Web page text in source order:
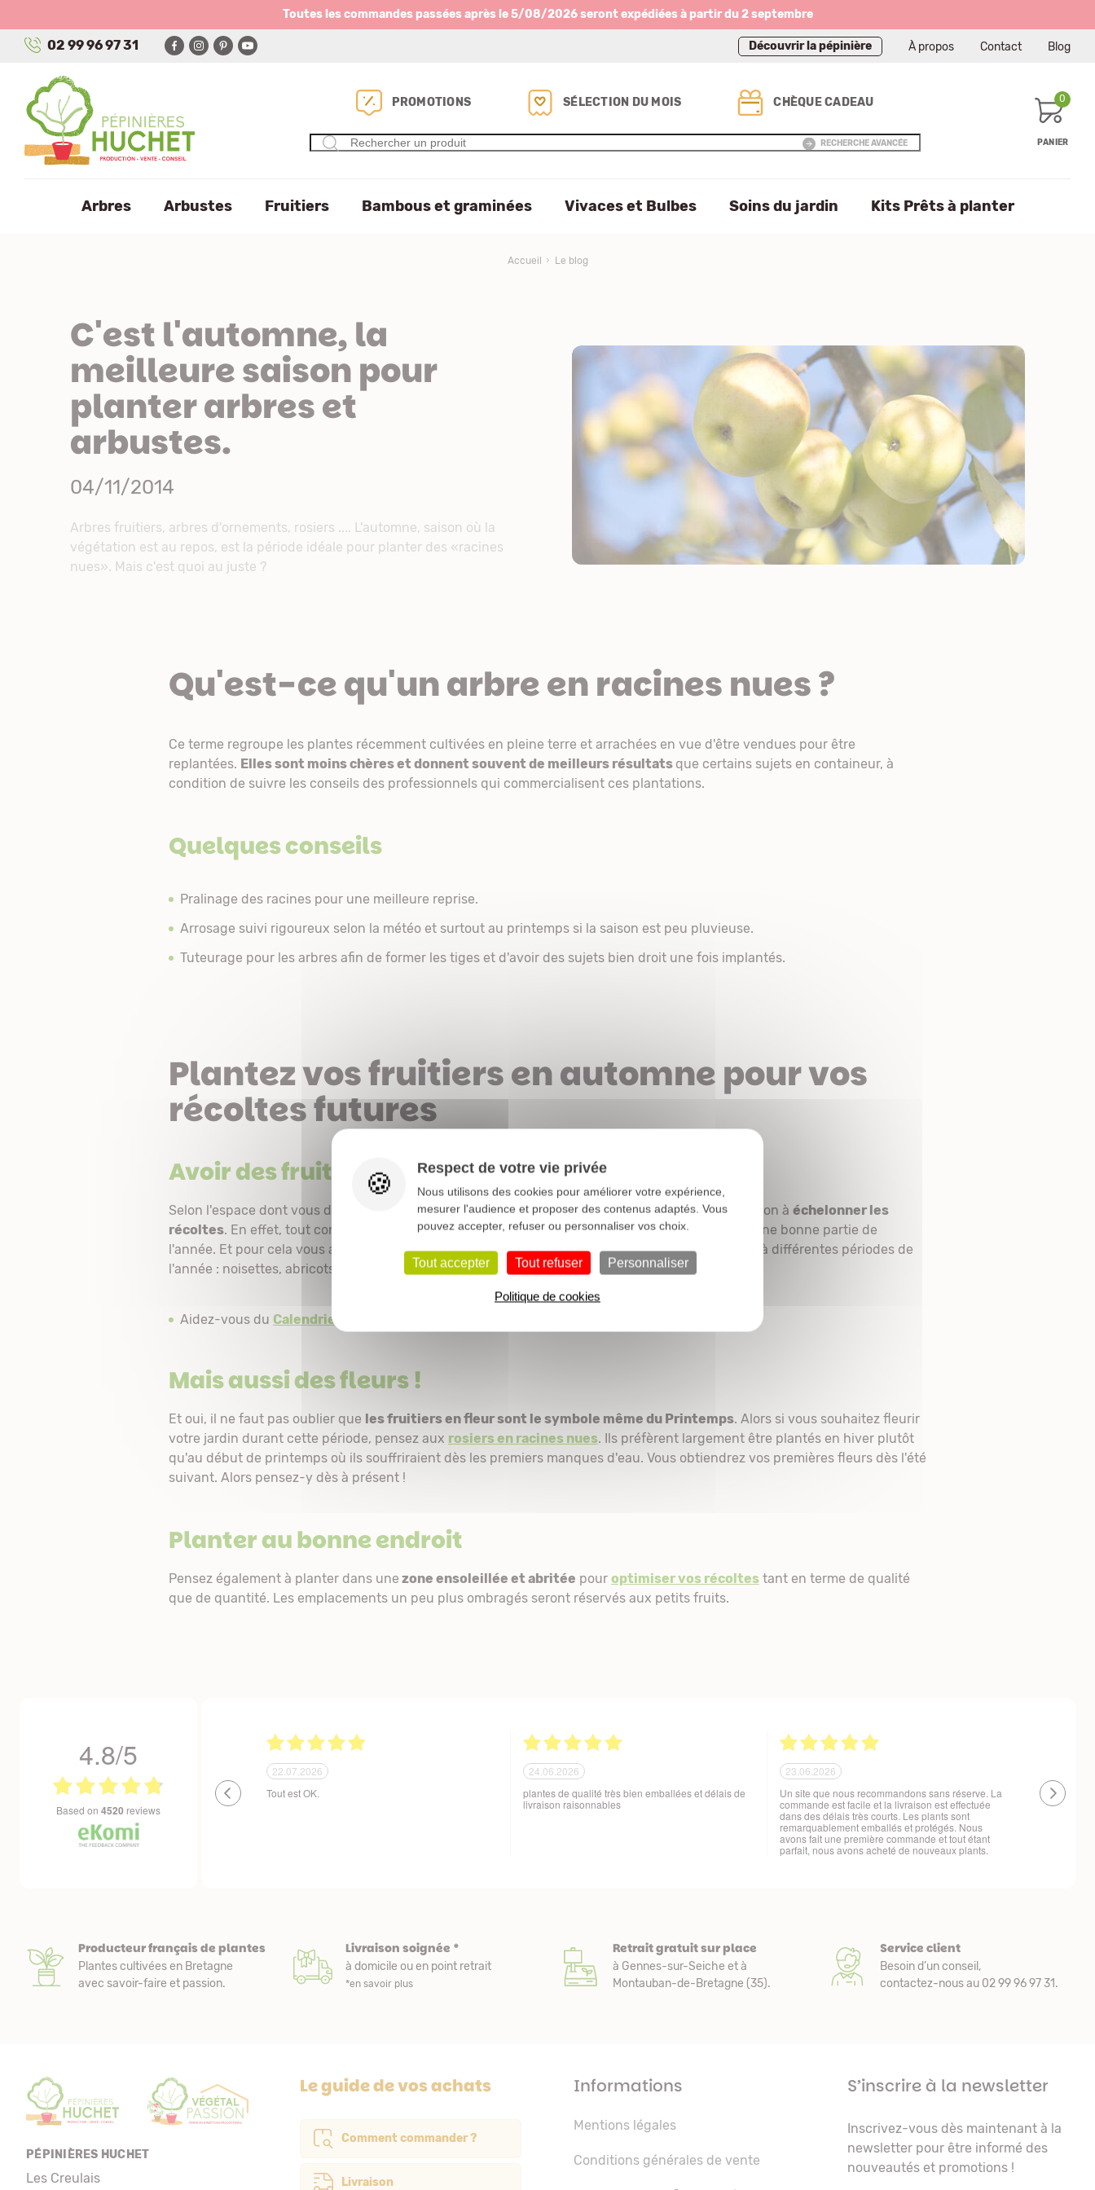
Toutes les commandes passées après le 5/08/2026 seront expédiées à partir du 2 septembre
02 99 96 97 31 Découvrir la pépinière À propos Contact Blog
PROMOTIONS SÉLECTION DU MOIS CHÈQUE CADEAU
RECHERCHE AVANCÉE
0
PANIER
Arbres Arbustes Fruitiers Bambous et graminées Vivaces et Bulbes Soins du jardin Kits Prêts à planter
Accueil Le blog
C'est l'automne, la
meilleure saison pour
planter arbres et
arbustes.
04/11/2014
Arbres fruitiers, arbres d'ornements, rosiers .... L'automne, saison où la
végétation est au repos, est la période idéale pour planter des «racines
nues». Mais c'est quoi au juste ?
Qu'est-ce qu'un arbre en racines nues ?
Ce terme regroupe les plantes récemment cultivées en pleine terre et arrachées en vue d'être vendues pour être
replantées. Elles sont moins chères et donnent souvent de meilleurs résultats que certains sujets en containeur, à
condition de suivre les conseils des professionnels qui commercialisent ces plantations.
Quelques conseils
Pralinage des racines pour une meilleure reprise.
Arrosage suivi rigoureux selon la météo et surtout au printemps si la saison est peu pluvieuse.
Tuteurage pour les arbres afin de former les tiges et d'avoir des sujets bien droit une fois implantés.
Plantez vos fruitiers en automne pour vos
récoltes futures
Avoir des fruits toute l'année ...
Selon l'espace dont vous disposez, créez votre verger en fonction de vos envies mais aussi de façon à échelonner les
récoltes. En effet, tout comme le potager, il est agréable de pouvoir profiter des fruits du jardin une bonne partie de
l'année. Et pour cela vous avez le choix, il existe de nombreuses variétés defruitiersproduisant à différentes périodes de
l'année : noisettes, abricots, pommes, poires, cerises, ... laissez parler vos papilles.
Aidez-vous du Calendrier de maturité du verger
Mais aussi des fleurs !
Et oui, il ne faut pas oublier que les fruitiers en fleur sont le symbole même du Printemps. Alors si vous souhaitez fleurir
votre jardin durant cette période, pensez aux rosiers en racines nues. Ils préfèrent largement être plantés en hiver plutôt
qu'au début de printemps où ils souffriraient dès les premiers manques d'eau. Vous obtiendrez vos premières fleurs dès l'été
suivant. Alors pensez-y dès à présent !
Planter au bonne endroit
Pensez également à planter dans une zone ensoleillée et abritée pour optimiser vos récoltes tant en terme de qualité
que de quantité. Les emplacements un peu plus ombragés seront réservés aux petits fruits.
4.8/5
based on 4520 reviews
Un site que nous recommandons sans réserve. La
commande est facile et la livraison est effectuée
dans des délais très courts. Les plants sont
remarquablement emballés et protégés. Nous
avons fait une première commande et tout étant
parfait, nous avons acheté de nouveaux plants.
23.06.2026
Respect des délais.Emballage soigné des produits
21.06.2026
Tout est parfait. Je suis enchantée Quoi de plus !
Excellente maison et plantes de qualité. Merci
21.06.2026
Ras, la livraison est conforme à mes attentes
Livraison à
Producteur français de plantes
Plantes cultivées en Bretagne
avec savoir-faire et passion.
Livraison soignée *
à domicile ou en point retrait
*en savoir plus
Retrait gratuit sur place
à Gennes-sur-Seiche et à
Montauban-de-Bretagne (35).
Service client
Besoin d’un conseil,
contactez-nous au 02 99 96 97 31.
Le guide de vos achats
Comment commander ?
Livraison
PÉPINIÈRES HUCHET
Les Creulais
S’inscrire à la newsletter
Inscrivez-vous dès maintenant à la
newsletter pour être informé des
nouveautés et promotions !
Informations
Mentions légales
Conditions générales de vente
Respect de votre vie privée
Nous utilisons des cookies pour améliorer votre expérience,
mesurer l'audience et proposer des contenus adaptés. Vous
pouvez accepter, refuser ou personnaliser vos choix.
Tout accepter Tout refuser Personnaliser
Politique de cookies